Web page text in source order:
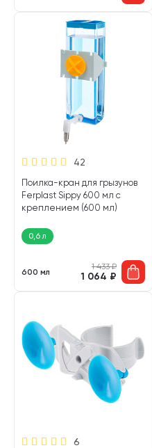
42
Поилка-кран для грызунов
Ferplast Sippy 600 мл с
креплением (600 мл)
0,6 л
600 мл
1 433₽
1 064 ₽
6